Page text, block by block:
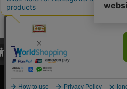
Copyright©2000
Nakagawa Masashichi Shoten All Rights
当サイトでは、当サイト内における閲
び利便性向上のためにクッキー（
関しては「プライバシーポリシー
承諾する